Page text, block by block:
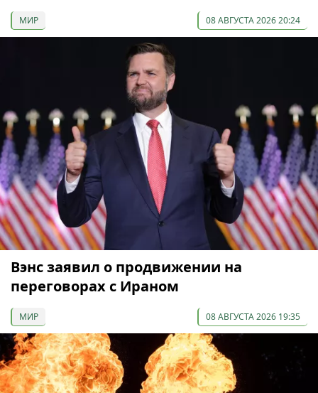
МИР 08 АВГУСТА 2026 20:24
Вэнс заявил о продвижении на
переговорах с Ираном
МИР 08 АВГУСТА 2026 19:35